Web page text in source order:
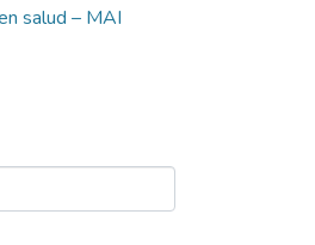
salud – MAI